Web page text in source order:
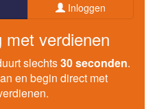
Inloggen
Start vandaag nog met verdienen
slechts30 seconden.
en begin direct met